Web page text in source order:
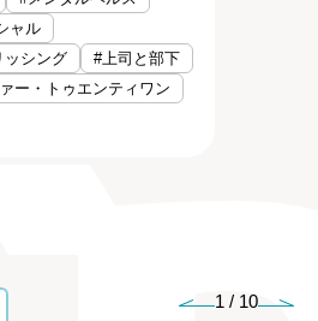
ャル
ッシング
#上司と部下
ー・トゥエンティワン
1 / 10